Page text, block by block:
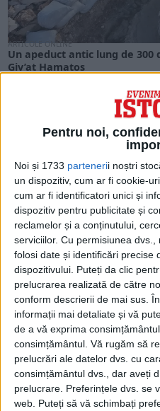
Pentru noi,
Noi și 1733 partenerii noștri
un dispozitiv, cum ar fi cookie-
cum ar fi identificatori unici și
dispozitiv pentru publicitate și
reclamelor și a conținutului,
serviciilor. Cu permisiunea dvs.,
folosi date și identificări precise
dispozitivului. Puteți da clic
prelucrarea realizată de către
conform descrierii de mai sus.
informații mai detaliate și vă
de a vă exprima
consimțământul. Vă rugăm să
prelucrări ale datelor dvs. cu
consimțământul dvs., dar aveți
prelucrare. Preferințele dvs. se
web. Puteți să vă schimbați
ARTICOLE ONLINE
Un apeduct antic lung de
Giv’at Hamatos
descoperit o secțiune mare
ARTICOLE ONLINE
Noi dovezi identificate de
distrugerea celui de-al
La aproximativ 2.000 de ani
Doilea Templu și